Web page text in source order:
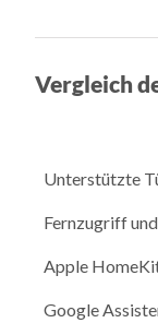
Vergleich
Unterstützte
Fernzugriff
Apple
Google